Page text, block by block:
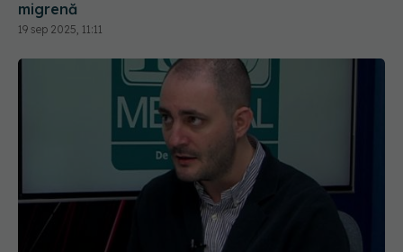
migrenă
19 sep 2025, 11:11